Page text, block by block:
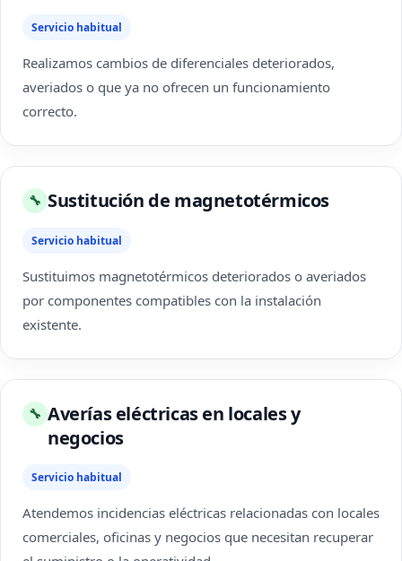
Servicio habitual
Realizamos cambios de diferenciales deteriorados,
averiados o que ya no ofrecen un funcionamiento
correcto.
🔧 Sustitución de magnetotérmicos
Servicio habitual
Sustituimos magnetotérmicos deteriorados o averiados
por componentes compatibles con la instalación
existente.
🔧 Averías eléctricas en locales y
negocios
Servicio habitual
Atendemos incidencias eléctricas relacionadas con locales
comerciales, oficinas y negocios que necesitan recuperar